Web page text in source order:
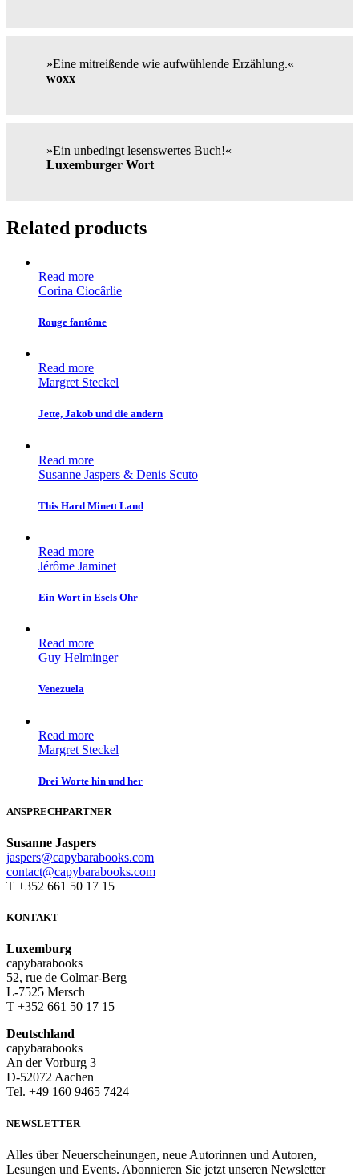
»Eine mitreißende wie aufwühlende Erzählung.«
woxx
»Ein unbedingt lesenswertes Buch!«
Luxemburger Wort
Related products
Read more
Corina Ciocârlie
Rouge fantôme
Read more
Margret Steckel
Jette, Jakob und die andern
Read more
Susanne Jaspers & Denis Scuto
This Hard Minett Land
Read more
Jérôme Jaminet
Ein Wort in Esels Ohr
Read more
Guy Helminger
Venezuela
Read more
Margret Steckel
Drei Worte hin und her
ANSPRECHPARTNER
Susanne Jaspers
jaspers@capybarabooks.com
contact@capybarabooks.com
T +352 661 50 17 15
KONTAKT
Luxemburg
capybarabooks
52, rue de Colmar-Berg
L-7525 Mersch
T +352 661 50 17 15
Deutschland
capybarabooks
An der Vorburg 3
D-52072 Aachen
Tel. +49 160 9465 7424
NEWSLETTER
Alles über Neuerscheinungen, neue Autorinnen und Autoren,
Lesungen und Events. Abonnieren Sie jetzt unseren Newsletter